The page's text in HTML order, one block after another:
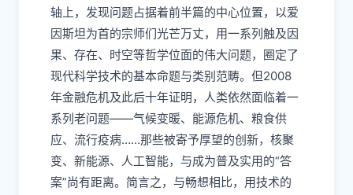
轴上，发现问题占据着前半篇的中心位置，以爱
因斯坦为首的宗师们光芒万丈，用一系列触及因
果、存在、时空等哲学位面的伟大问题，圈定了
现代科学技术的基本命题与类别范畴。但2008
年金融危机及此后十年证明，人类依然面临着一
系列老问题——气候变暖、能源危机、粮食供
应、流行疫病……那些被寄予厚望的创新，核聚
变、新能源、人工智能，与成为普及实用的“答
案”尚有距离。简言之，与畅想相比，用技术的